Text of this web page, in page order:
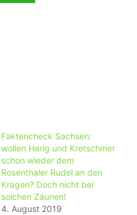
Faktencheck Sachsen:
wollen Harig und Kretschmer
schon wieder dem
Rosenthaler Rudel an den
Kragen? Doch nicht bei
solchen Zäunen!
4. August 2019